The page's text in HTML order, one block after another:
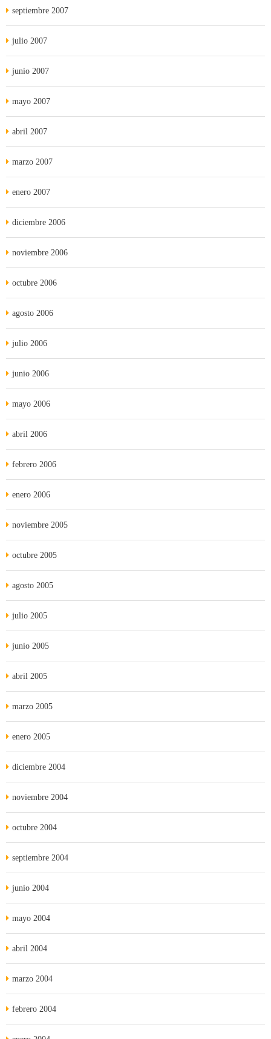
septiembre 2007
julio 2007
junio 2007
mayo 2007
abril 2007
marzo 2007
enero 2007
diciembre 2006
noviembre 2006
octubre 2006
agosto 2006
julio 2006
junio 2006
mayo 2006
abril 2006
febrero 2006
enero 2006
noviembre 2005
octubre 2005
agosto 2005
julio 2005
junio 2005
abril 2005
marzo 2005
enero 2005
diciembre 2004
noviembre 2004
octubre 2004
septiembre 2004
junio 2004
mayo 2004
abril 2004
marzo 2004
febrero 2004